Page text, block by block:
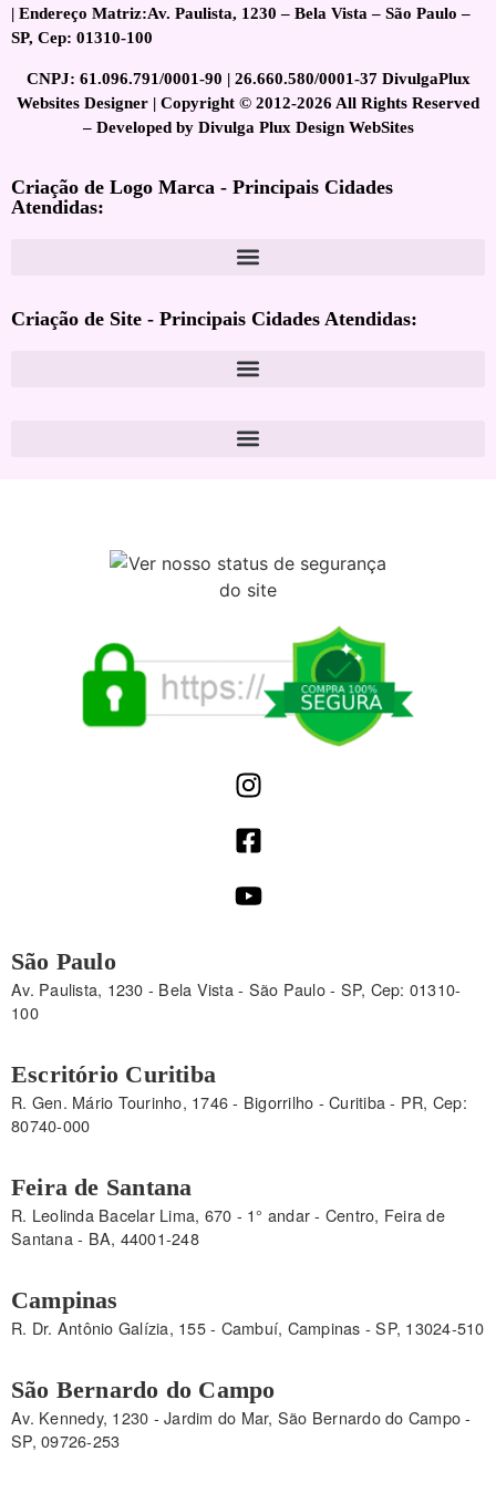
| Endereço Matriz:Av. Paulista, 1230 – Bela Vista – São Paulo –
SP, Cep: 01310-100
CNPJ: 61.096.791/0001-90 | 26.660.580/0001-37 DivulgaPlux
Websites Designer | Copyright © 2012-2026 All Rights Reserved
– Developed by Divulga Plux Design WebSites
Criação de Logo Marca - Principais Cidades
Atendidas:
Criação de Site - Principais Cidades Atendidas:
São Paulo
Av. Paulista, 1230 - Bela Vista - São Paulo - SP, Cep: 01310-
100
Escritório Curitiba
R. Gen. Mário Tourinho, 1746 - Bigorrilho - Curitiba - PR, Cep:
80740-000
Feira de Santana
R. Leolinda Bacelar Lima, 670 - 1° andar - Centro, Feira de
Santana - BA, 44001-248
Campinas
R. Dr. Antônio Galízia, 155 - Cambuí, Campinas - SP, 13024-510
São Bernardo do Campo
Av. Kennedy, 1230 - Jardim do Mar, São Bernardo do Campo -
SP, 09726-253